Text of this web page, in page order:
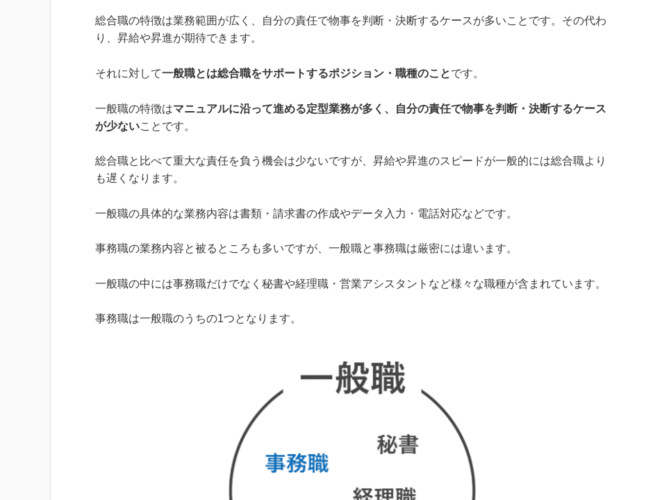
総合職の特徴は業務範囲が広く、自分の責任で物事を判断・決断するケースが多いことです。その代わ
り、昇給や昇進が期待できます。
それに対して一般職とは総合職をサポートするポジション・職種のことです。
一般職の特徴はマニュアルに沿って進める定型業務が多く、自分の責任で物事を判断・決断するケース
が少ないことです。
総合職と比べて重大な責任を負う機会は少ないですが、昇給や昇進のスピードが一般的には総合職より
も遅くなります。
一般職の具体的な業務内容は書類・請求書の作成やデータ入力・電話対応などです。
事務職の業務内容と被るところも多いですが、一般職と事務職は厳密には違います。
一般職の中には事務職だけでなく秘書や経理職・営業アシスタントなど様々な職種が含まれています。
事務職は一般職のうちの1つとなります。